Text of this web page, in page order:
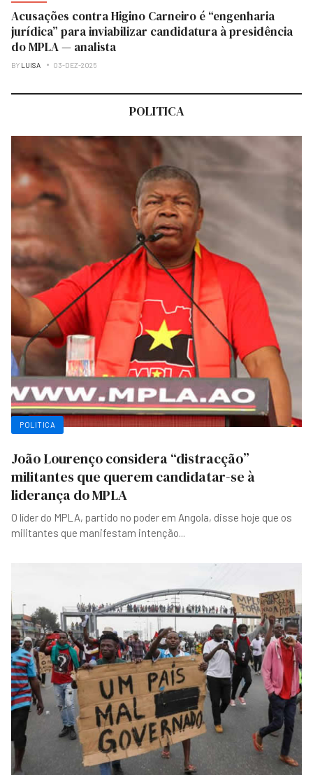
Acusações contra Higino Carneiro é “engenharia
jurídica” para inviabilizar candidatura à presidência
do MPLA — analista
BY LUISA 03-DEZ-2025
POLITICA
POLITICA
João Lourenço considera “distracção”
militantes que querem candidatar-se à
liderança do MPLA
O líder do MPLA, partido no poder em Angola, disse hoje que os
militantes que manifestam intenção...